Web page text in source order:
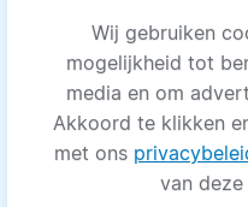
Wij gebruiken
mogelijkheid tot
media en om
Akkoord te klikken
met ons
van